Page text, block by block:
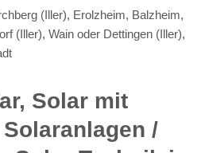
(Iller), Erolzheim, Balzheim,
(Iller), Wain oder Dettingen (Iller),
Solar mit
/